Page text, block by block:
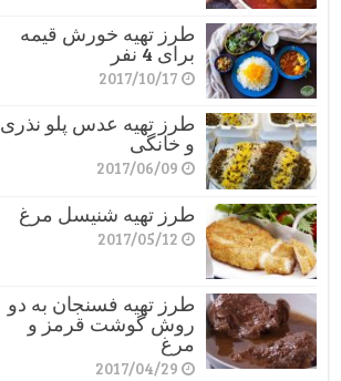
طرز تهیه خورش قیمه
برای 4 نفر
2017/10/17
طرز تهیه عدس پلو نذری
و خانگی
2017/06/09
طرز تهیه شنیسل مرغ
2017/05/12
طرز تهیه فسنجان به دو
روش گوشت قرمز و
مرغ
2017/04/29